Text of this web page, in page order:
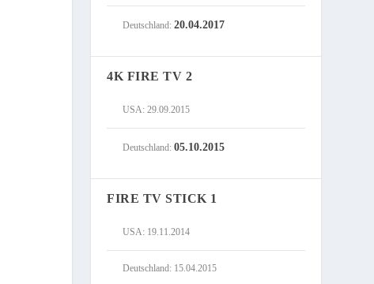
Deutschland:20.04.2017
4K FIRE TV 2
USA: 29.09.2015
Deutschland:05.10.2015
FIRE TV STICK 1
USA: 19.11.2014
Deutschland: 15.04.2015